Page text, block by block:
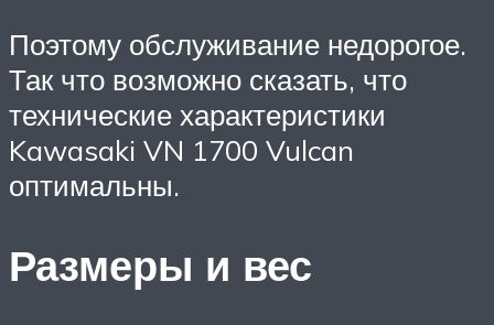
Поэтому обслуживание недорогое.
Так что возможно сказать, что
технические характеристики
Kawasaki VN 1700 Vulcan
оптимальны.
Размеры и вес